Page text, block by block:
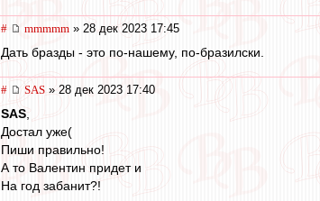
# mmmmm » 28 дек 2023 17:45
Дать бразды - это по-нашему, по-бразилски.
# SAS » 28 дек 2023 17:40
SAS
Достал уже(
Пиши правильно!
А то Валентин придет и
На год забанит?!